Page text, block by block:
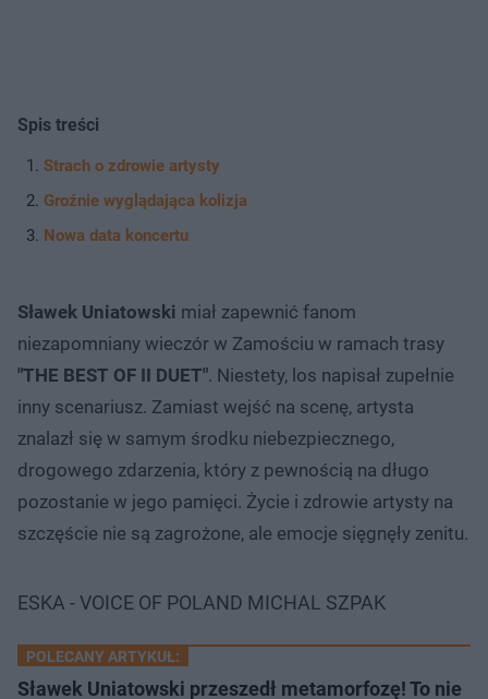
Spis treści
Strach o zdrowie artysty
Groźnie wyglądająca kolizja
Nowa data koncertu
Sławek Uniatowski miał zapewnić fanom
niezapomniany wieczór w Zamościu w ramach trasy
"THE BEST OF II DUET". Niestety, los napisał zupełnie
inny scenariusz. Zamiast wejść na scenę, artysta
znalazł się w samym środku niebezpiecznego,
drogowego zdarzenia, który z pewnością na długo
pozostanie w jego pamięci. Życie i zdrowie artysty na
szczęście nie są zagrożone, ale emocje sięgnęły zenitu.
ESKA - VOICE OF POLAND MICHAL SZPAK
POLECANY ARTYKUŁ:
Sławek Uniatowski przeszedł metamorfozę! To nie